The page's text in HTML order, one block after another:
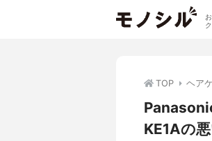
TOP ヘア
KE1Aの